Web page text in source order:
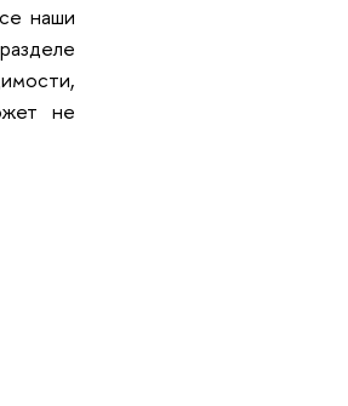
наши
не